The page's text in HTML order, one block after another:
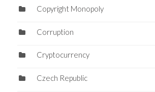
Copyright Monopoly
Corruption
Cryptocurrency
Czech Republic